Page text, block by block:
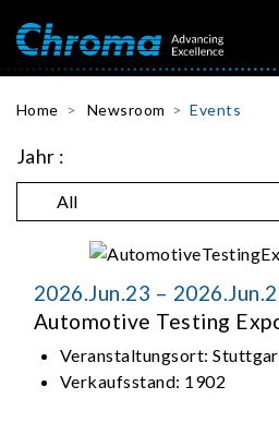
Home Newsroom Events
Jahr :
2026.Jun.23 –
Automotive Testing
Veranstaltungsort:
Verkaufsstand: 1902